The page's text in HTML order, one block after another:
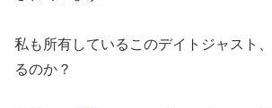
私も所有しているこのデイトジャスト
るのか？